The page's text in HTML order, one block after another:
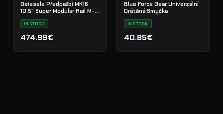
Geissele Předpažbí MK16
10.5" Super Modular Rail M-
LOK
IN STOCK
474.99€
Blue Force Gear Univerzální
Drátěná Smyčka
IN STOCK
40.85€